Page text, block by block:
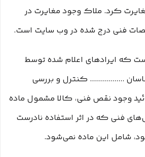
کرد. ملاک وجود مغایرت در
فنی درج شده در وب سایت است.
است که ایرادهای اعلام شده توسط
................. کنترل و بررسی
وجود نقص فنی، کالا مشمول ماده
فنی که در اثر استفاده نادرست
شامل این ماده نمی‌‏شود.